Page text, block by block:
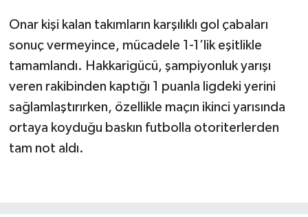
Onar kişi kalan takımların karşılıklı gol çabaları
sonuç vermeyince, mücadele 1-1’lik eşitlikle
tamamlandı. Hakkarigücü, şampiyonluk yarışı
veren rakibinden kaptığı 1 puanla ligdeki yerini
sağlamlaştırırken, özellikle maçın ikinci yarısında
ortaya koyduğu baskın futbolla otoriterlerden
tam not aldı.